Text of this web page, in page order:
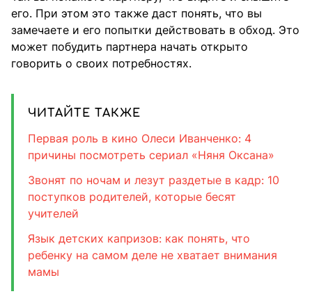
его. При этом это также даст понять, что вы
замечаете и его попытки действовать в обход. Это
может побудить партнера начать открыто
говорить о своих потребностях.
ЧИТАЙТЕ ТАКЖЕ
Первая роль в кино Олеси Иванченко: 4
причины посмотреть сериал «Няня Оксана»
Звонят по ночам и лезут раздетые в кадр: 10
поступков родителей, которые бесят
учителей
Язык детских капризов: как понять, что
ребенку на самом деле не хватает внимания
мамы